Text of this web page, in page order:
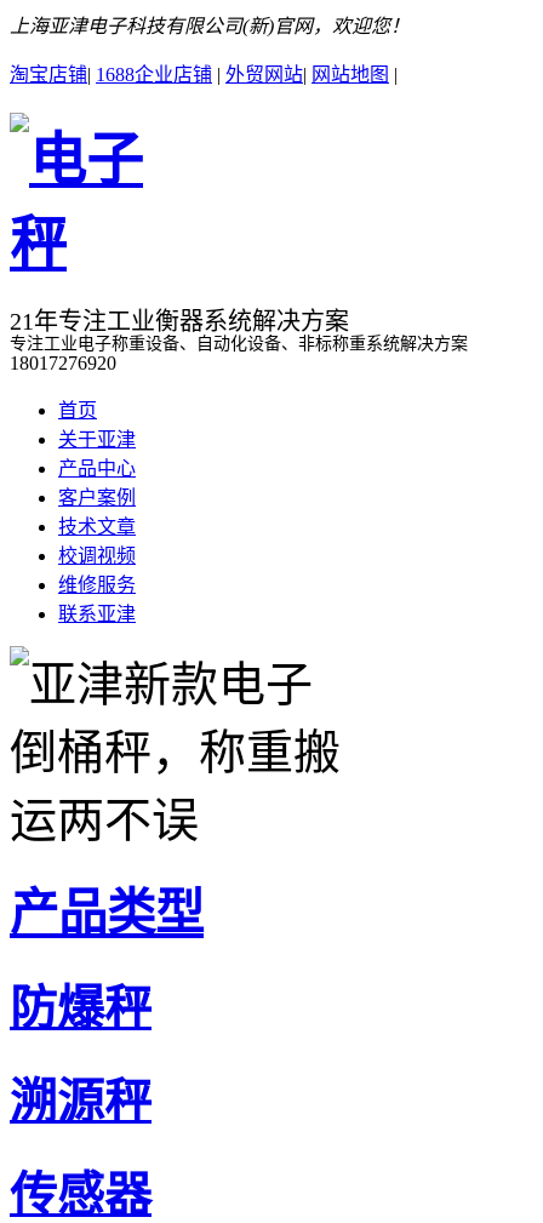
上海亚津电子科技有限公司(新)官网，欢迎您！
淘宝店铺| 1688企业店铺 | 外贸网站| 网站地图 |
21年专注工业衡器系统解决方案
专注工业电子称重设备、自动化设备、非标称重系统解决方案
18017276920
首页
关于亚津
产品中心
客户案例
技术文章
校调视频
维修服务
联系亚津
产品类型
防爆秤
溯源秤
传感器